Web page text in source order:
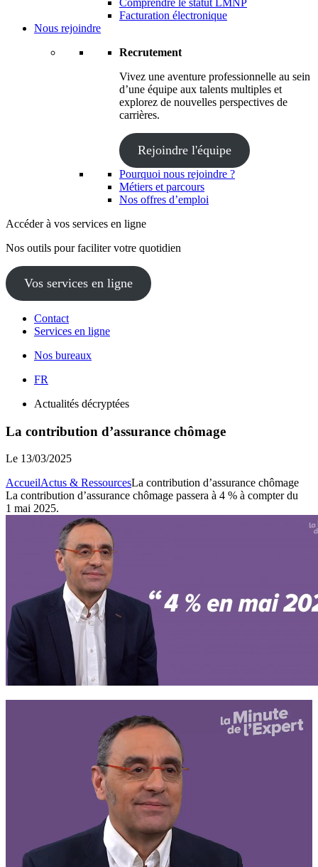
Comprendre le statut LMNP
Facturation électronique
Nous rejoindre
Recrutement
Vivez une aventure professionnelle au sein
d’une équipe aux talents multiples et
explorez de nouvelles perspectives de
carrières.
Rejoindre l'équipe
Pourquoi nous rejoindre ?
Métiers et parcours
Nos offres d’emploi
Accéder à vos services en ligne
Nos outils pour faciliter votre quotidien
Vos services en ligne
Contact
Services en ligne
Nos bureaux
FR
Actualités décryptées
La contribution d’assurance chômage
Le 13/03/2025
AccueilActus & RessourcesLa contribution d’assurance chômage
La contribution d’assurance chômage passera à 4 % à compter du
1 mai 2025.